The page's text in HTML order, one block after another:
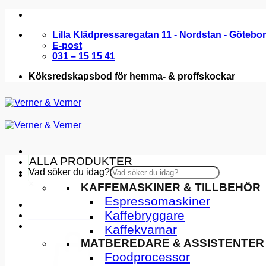
Skip
content
Lilla Klädpressaregatan 11 - Nordstan -
E-post
031 – 15 15 41
Köksredskapsbod för hemma- & proffskockar
Vad söker du idag?
ALLA PRODUKTER
KÖKSMASKINER
KAFFEMASKINER & TILLBEHÖR
Espressomaskiner
Kaffebryggare
Kaffekvarnar
MATBEREDARE & ASSISTENTER
Foodprocessor